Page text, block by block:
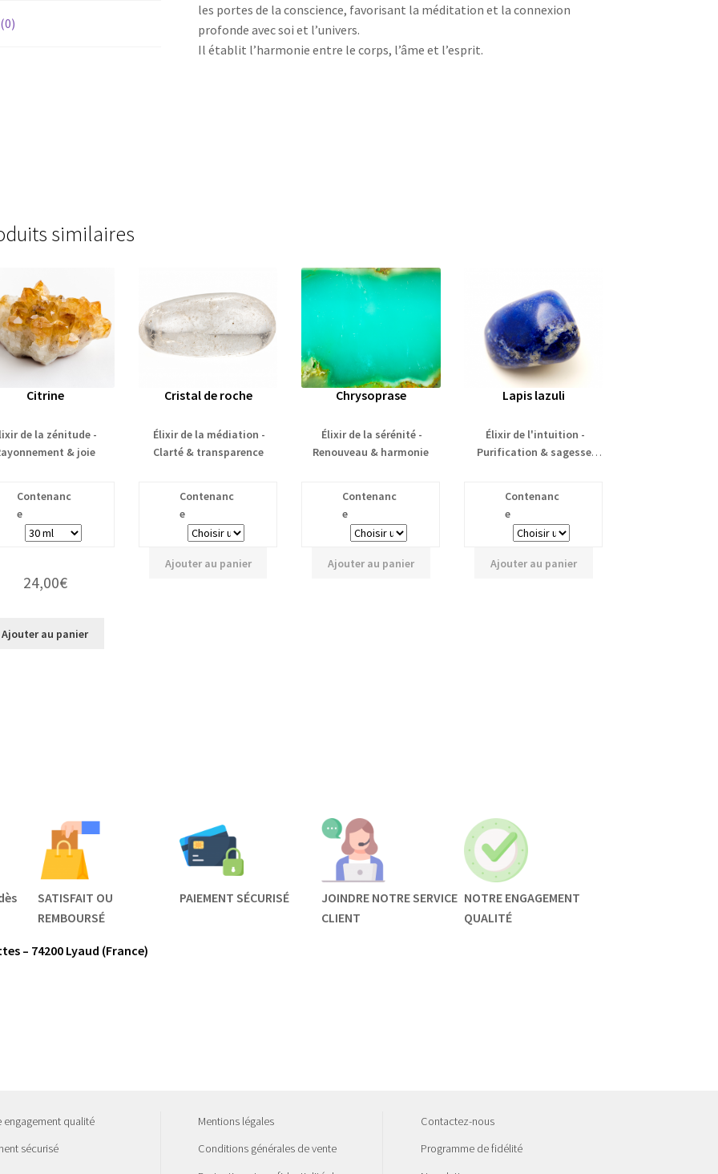
les portes de la conscience, favorisant la méditation et la connexion
profonde avec soi et l’univers.
Il établit l’harmonie entre le corps, l’âme et l’esprit.
similaires
Citrine
de la zénitude -
& joie
Contenanc
e
24,00€
Ajouter au panier
Cristal de roche
Élixir de la médiation -
Clarté & transparence
Contenanc
e
Ajouter au panier
Chrysoprase
Élixir de la sérénité -
Renouveau & harmonie
Contenanc
e
Ajouter au panier
Lapis lazuli
Élixir de l'intuition -
Purification & sagesse
Contenanc
e
Ajouter au panier
SATISFAIT OU
REMBOURSÉ
PAIEMENT SÉCURISÉ
JOINDRE NOTRE SERVICE
CLIENT
NOTRE ENGAGEMENT
QUALITÉ
– 74200 Lyaud (France)
engagement qualité
sécurisé
Mentions légales
Conditions générales de vente
Contactez-nous
Programme de fidélité